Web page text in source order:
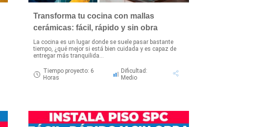
Transforma tu cocina con mallas
cerámicas: fácil, rápido y sin obra
La cocina es un lugar donde se suele pasar bastante
tiempo, ¿qué mejor si está bien cuidada y es capaz de
entregar más tranquilida...
Tiempo proyecto: 6
Horas
Dificultad:
Medio